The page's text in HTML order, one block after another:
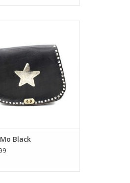
Black